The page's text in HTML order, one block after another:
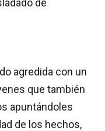
agredida con un
que también
apuntándoles
de los hechos,